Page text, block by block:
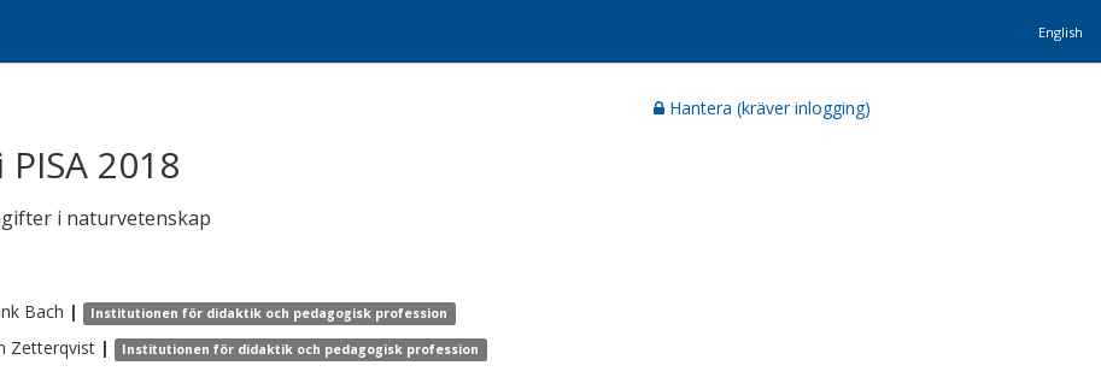
English
Hantera (kräver inlogging)
2018
i naturvetenskap
Bach | Institutionen för didaktik och pedagogisk profession
Zetterqvist | Institutionen för didaktik och pedagogisk profession